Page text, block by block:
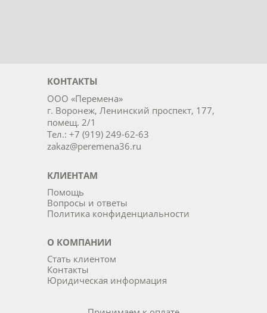
КОНТАКТЫ
ООО «Перемена»
г. Воронеж, Ленинский проспект, 177,
помещ. 2/1
Тел.: +7 (919) 249-62-63
zakaz@peremena36.ru
КЛИЕНТАМ
Помощь
Вопросы и ответы
Политика конфиденциальности
О КОМПАНИИ
Стать клиентом
Контакты
Юридическая информация